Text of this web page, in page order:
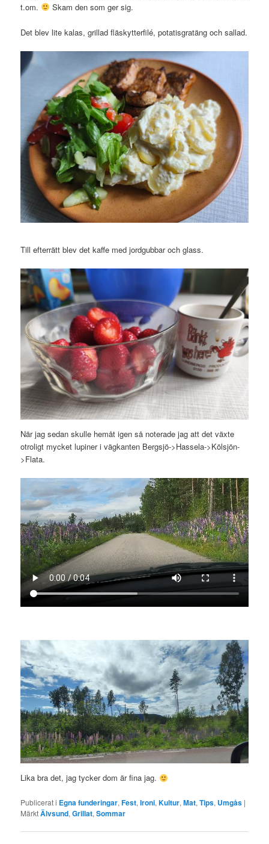
t.om.
Skam den som ger sig.
Det blev lite kalas, grillad fläskytterfilé, potatisgratäng och sallad.
Till efterrätt blev det kaffe med jordgubbar och glass.
När jag sedan skulle hemåt igen så noterade jag att det växte
otroligt mycket lupiner i vägkanten Bergsjö->Hassela->Kölsjön-
>Flata.
Lika bra det, jag tycker dom är fina jag.
Publicerat i Egna funderingar,Fest,Ironi,Kultur,Mat,Tips, Umgås |
MärktÄlvsund,Grillat,Sommar